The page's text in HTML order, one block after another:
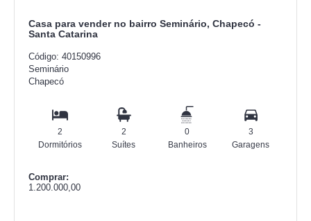
Casa para vender no bairro Seminário, Chapecó -
Santa Catarina
Código: 40150996
Seminário
Chapecó
2
Dormitórios
2
Suítes
0
Banheiros
3
Garagens
Comprar:
1.200.000,00